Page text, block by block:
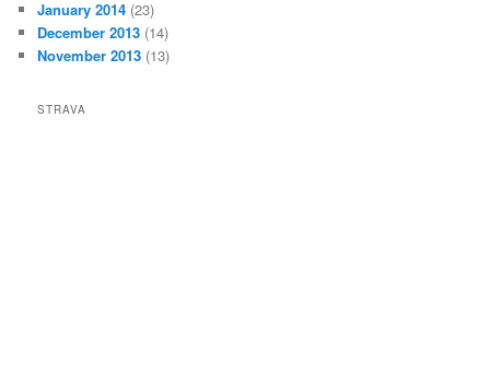
January 2014 (23)
December 2013 (14)
November 2013 (13)
STRAVA